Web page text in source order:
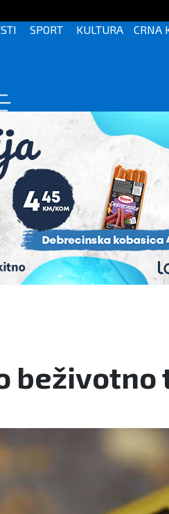
SPORT KULTURA CRNA